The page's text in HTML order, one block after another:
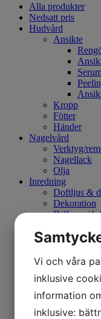
Alla produkter
Nedsatt pris
Hudvård
Ansikte
Kropp
Fötter
Händer
Nagelvård
Verktyg/
Nagellack
Olja
Inredning
Doftljus &
Dekoration
Diffuser /
Fat
Dukning
Textil
Hängande
Säsongsbaserat
Påsk
Jul
Vi och våra
inklusive
information
inklusive: